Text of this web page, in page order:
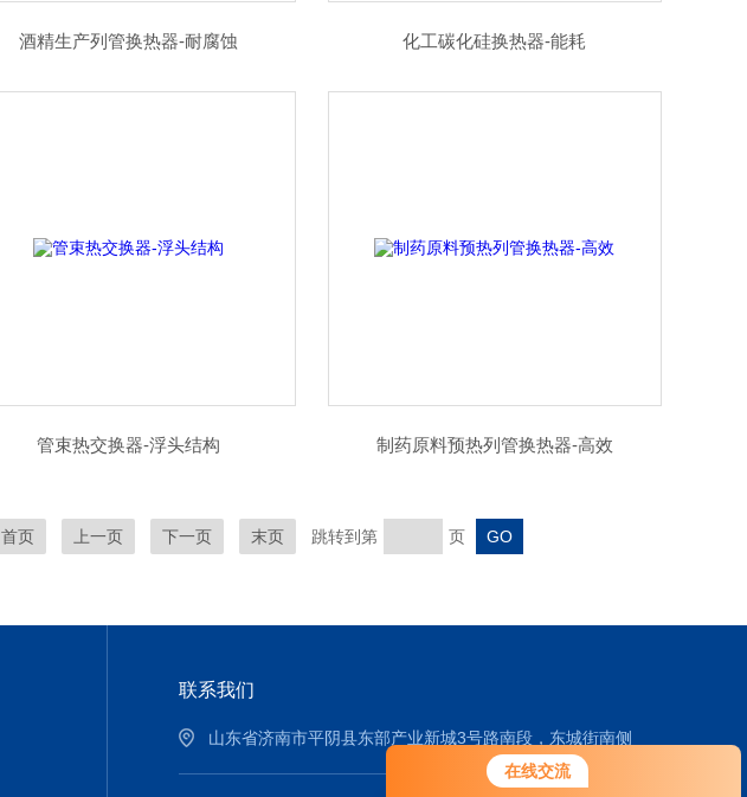
在线交流
酒精生产列管换热器-耐腐蚀 化工碳化硅换热器-能耗
管束热交换器-浮头结构 制药原料预热列管换热器-高效
首页 上一页 下一页 末页 跳转到第 页
联系我们
山东省济南市平阴县东部产业新城3号路南段，东城街南侧